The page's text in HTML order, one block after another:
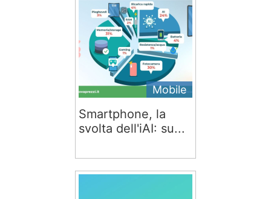
Mobile
Smartphone, la
svolta dell'iAI: su...